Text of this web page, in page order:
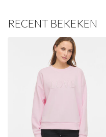
RECENT BEKEKEN
Je korting is geldig bij een